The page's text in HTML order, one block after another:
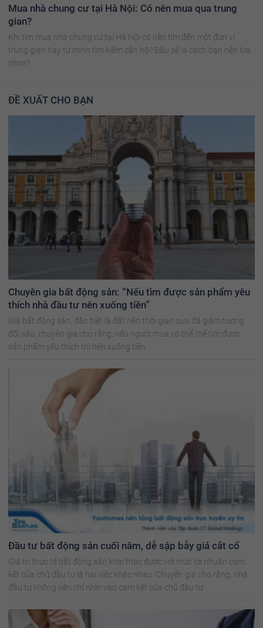
Mua nhà chung cư tại Hà Nội: Có nên mua qua trung
gian?
Khi tìm mua nhà chung cư tại Hà Nội có nên tìm đến một đơn vị
trung gian hay tự mình tìm kiếm căn hộ? Đâu sẽ là cách bạn nên lựa
chon?
ĐỀ XUẤT CHO BẠN
Chuyên gia bất động sản: “Nếu tìm được sản phẩm yêu
thích nhà đầu tư nên xuống tiền”
Giá bất động sản, đặc biệt là đất nền thời gian qua đã giảm tương
đối sâu, chuyên gia cho rằng, nếu người mua có thể thể tìm được
sản phẩm yêu thích thì nên xuống tiền.
Đầu tư bất động sản cuối năm, dễ sập bẫy giá cắt cổ
Giá trị thực tế bất động sản khai thác được với mức lợi nhuận cam
kết của chủ đầu tư là hai việc khác nhau. Chuyên gia cho rằng, nhà
đầu tư không nên chỉ nhìn vào cam kết của chủ đầu tư